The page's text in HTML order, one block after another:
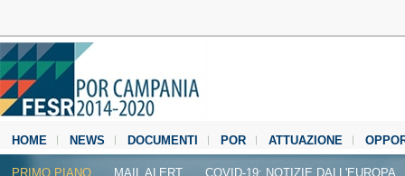
HOME NEWS DOCUMENTI POR ATTUAZIONE
MEDIA CENTER
PRIMO PIANO MAIL ALERT COVID-19: NOTIZIE DALL'EUROPA